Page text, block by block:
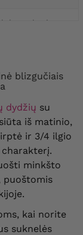
apimtis
apimtis
ilgis 47 cm,
apimtis
ilgis 47 cm,
apimtis
ilgis 47 cm
dydžių su
iš matinio,
ir 3/4 ilgio
minkšto
puoštomis
kai norite
suknelės